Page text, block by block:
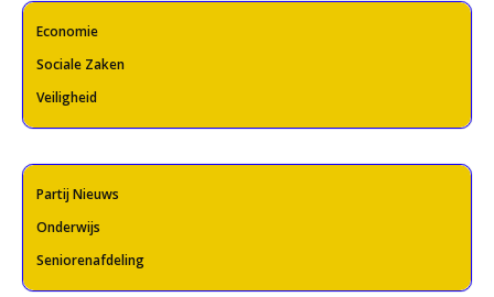
Economie
Sociale Zaken
Veiligheid
Partij Nieuws
Onderwijs
Seniorenafdeling